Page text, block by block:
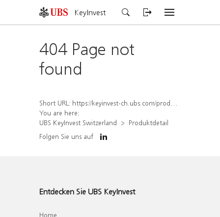
KeyInvest
404 Page not
found
Short URL: https://keyinvest-ch.ubs.com/produkt/detail/index/isin/CH1558305913
You are here:
UBS KeyInvest Switzerland
Produktdetail
Folgen Sie uns auf
Entdecken Sie UBS KeyInvest
Home